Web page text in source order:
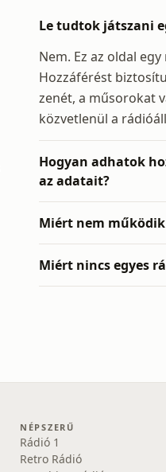
Le tudtok játszani
Nem. Ez az oldal
Hozzáférést
zenét, a műsorokat
közvetlenül a
Hogyan adhatok
az adatait?
Miért nem
Miért nincs egyes
NÉPSZERŰ
Rádió 1
Retro Rádió